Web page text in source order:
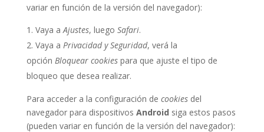
variar en función de la versión del navegador):
Vaya aAjustes, luego Safari.
Vaya a Privacidad y Seguridad, verá la
opción Bloquear cookiespara que ajuste el tipo de
bloqueo que desea realizar.
Para acceder a la configuración de cookiesdel
navegador para dispositivos Android siga estos pasos
(pueden variar en función de la versión del navegador):